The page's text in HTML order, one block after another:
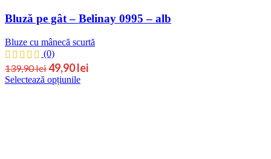
Bluză pe gât – Belinay 0995 – alb
Bluze cu mânecă scurtă
(0)
139,90lei49,90lei
Selectează opțiunile